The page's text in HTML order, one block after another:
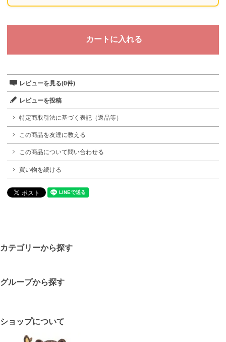
レビューを見る(0件)
レビューを投稿
特定商取引法に基づく表記（返品等）
この商品を友達に教える
この商品について問い合わせる
買い物を続ける
カテゴリーから探す
グループから探す
ショップについて